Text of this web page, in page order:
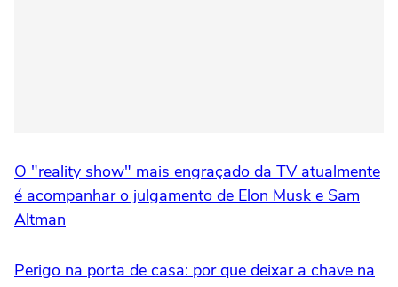
O "reality show" mais engraçado da TV atualmente
é acompanhar o julgamento de Elon Musk e Sam
Altman
Perigo na porta de casa: por que deixar a chave na